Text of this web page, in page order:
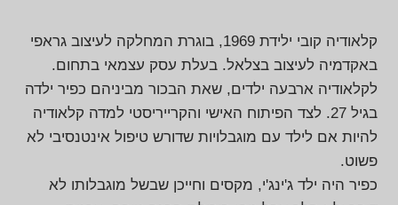
קלאודיה קובי ילידת 1969, בוגרת המחלקה לעיצוב גראפי
באקדמיה לעיצוב בצלאל. בעלת עסק עצמאי בתחום.
לקלאודיה ארבעה ילדים, שאת הבכור מביניהם כפיר ילדה
בגיל 27. לצד הפיתוח האישי והקרייריסטי למדה קלאודיה
להיות אם לילד עם מוגבלויות שדורש טיפול אינטנסיבי לא
פשוט.
כפיר היה ילד ג'ינג'י, מקסים וחייכן שבשל מוגבלותו לא